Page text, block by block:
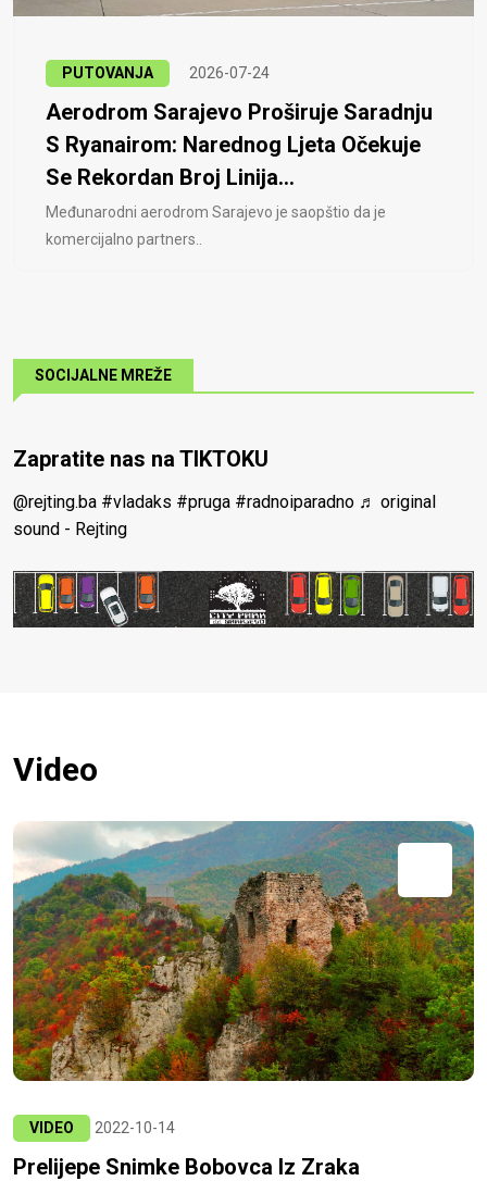
PUTOVANJA 2026-07-24
Aerodrom Sarajevo Proširuje Saradnju
S Ryanairom: Narednog Ljeta Očekuje
Se Rekordan Broj Linija...
Međunarodni aerodrom Sarajevo je saopštio da je
komercijalno partners..
SOCIJALNE MREŽE
Zapratite nas na TIKTOKU
@rejting.ba #vladaks #pruga #radnoiparadno ♬ original
sound - Rejting
Video
VIDEO 2022-10-14
Prelijepe Snimke Bobovca Iz Zraka